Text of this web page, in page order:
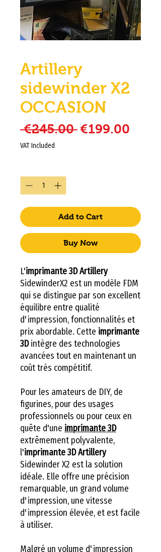
Artillery
sidewinder X2
OCCASION
€245.00 Regular Price
€199.00
VAT Included
Add to Cart
Buy Now
L'imprimante 3D Artillery
SidewinderX2 est un modèle FDM
qui se distingue par son excellent
équilibre entre qualité
d'impression, fonctionnalités et
prix abordable. Cette imprimante
3Dintègre des technologies
avancées tout en maintenant un
coût très compétitif.
Pour les amateurs de DIY, de
figurines, pour des usages
professionnels ou pour ceux en
quête d'une imprimante 3D
extrêmement polyvalente,
l'imprimante 3D Artillery
Sidewinder X2 est la solution
idéale. Elle offre une précision
remarquable, un grand volume
d'impression, une vitesse
d'impression élevée, et est facile
à utiliser.
Malgré un volume d'impression